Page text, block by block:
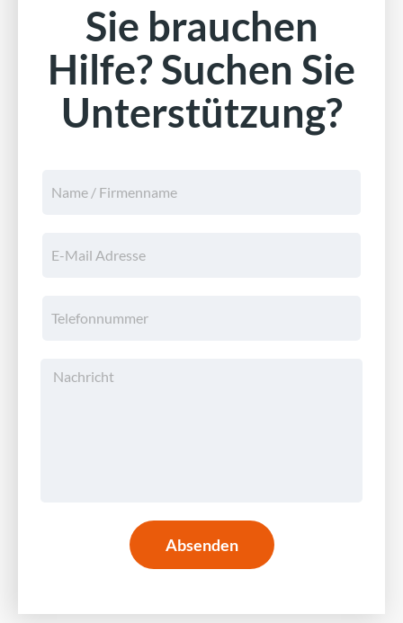
Sie brauchen
Hilfe? Suchen Sie
Unterstützung?
Absenden